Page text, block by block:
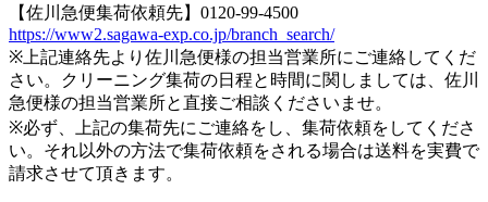
【佐川急便集荷依頼先】0120-99-4500
https://www2.sagawa-exp.co.jp/branch_search/
※上記連絡先より佐川急便様の担当営業所にご連絡してくだ
さい。クリーニング集荷の日程と時間に関しましては、佐川
急便様の担当営業所と直接ご相談くださいませ。
※必ず、上記の集荷先にご連絡をし、集荷依頼をしてくださ
い。それ以外の方法で集荷依頼をされる場合は送料を実費で
請求させて頂きます。